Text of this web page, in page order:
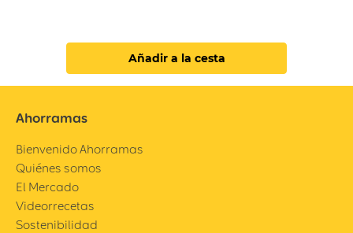
Añadir a la cesta
Ahorramas
Bienvenido Ahorramas
Quiénes somos
El Mercado
Videorrecetas
Sostenibilidad